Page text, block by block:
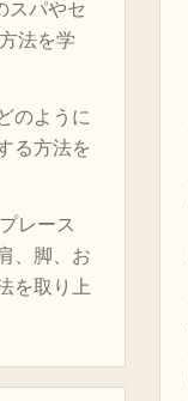
スパやセ
法を学
のように
る方法を
レース
、脚、お
を取り上